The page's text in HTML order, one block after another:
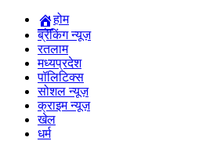
होम
ब्रेकिंग न्यूज़
रतलाम
मध्यप्रदेश
पॉलिटिक्स
सोशल न्यूज़
क्राइम न्यूज़
खेल
धर्म